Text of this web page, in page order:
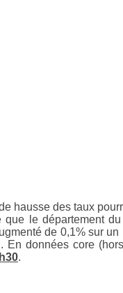
hausse des taux
que le département
de 0,1% sur
données core
.